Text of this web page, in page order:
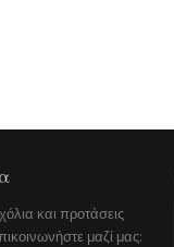
και προτάσεις
μαζί μας: